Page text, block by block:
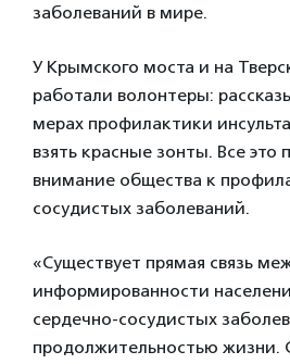
заболеваний в мире.
У Крымского моста и на
работали волонтеры:
мерах профилактики
взять красные зонты. Все это
внимание общества к
сосудистых заболеваний.
«Существует прямая связь
информированности
сердечно-сосудистых
продолжительностью жизни.